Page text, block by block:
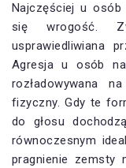
Najczęściej u
się wrogość.
usprawiedliwiana
Agresja u osób
rozładowywana
fizyczny. Gdy te
do głosu
równoczesnym
pragnienie zemsty